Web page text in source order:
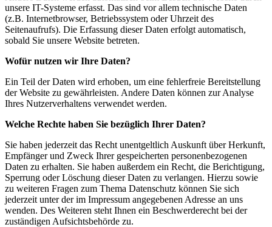
unsere IT-Systeme erfasst. Das sind vor allem technische Daten
(z.B. Internetbrowser, Betriebssystem oder Uhrzeit des
Seitenaufrufs). Die Erfassung dieser Daten erfolgt automatisch,
sobald Sie unsere Website betreten.
Wofür nutzen wir Ihre Daten?
Ein Teil der Daten wird erhoben, um eine fehlerfreie Bereitstellung
der Website zu gewährleisten. Andere Daten können zur Analyse
Ihres Nutzerverhaltens verwendet werden.
Welche Rechte haben Sie bezüglich Ihrer Daten?
Sie haben jederzeit das Recht unentgeltlich Auskunft über Herkunft,
Empfänger und Zweck Ihrer gespeicherten personenbezogenen
Daten zu erhalten. Sie haben außerdem ein Recht, die Berichtigung,
Sperrung oder Löschung dieser Daten zu verlangen. Hierzu sowie
zu weiteren Fragen zum Thema Datenschutz können Sie sich
jederzeit unter der im Impressum angegebenen Adresse an uns
wenden. Des Weiteren steht Ihnen ein Beschwerderecht bei der
zuständigen Aufsichtsbehörde zu.